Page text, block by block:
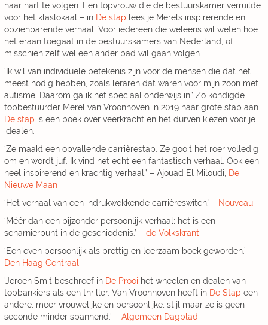
haar hart te volgen. Een topvrouw die de bestuurskamer verruilde
voor het klaslokaal – in De stap lees je Merels inspirerende en
opzienbarende verhaal. Voor iedereen die weleens wil weten hoe
het eraan toegaat in de bestuurskamers van Nederland, of
misschien zelf wel een ander pad wil gaan volgen.
‘Ik wil van individuele betekenis zijn voor de mensen die dat het
meest nodig hebben, zoals leraren dat waren voor mijn zoon met
autisme. Daarom ga ik het speciaal onderwijs in.’ Zo kondigde
topbestuurder Merel van Vroonhoven in 2019 haar grote stap aan.
De stap is een boek over veerkracht en het durven kiezen voor je
idealen.
‘Ze maakt een opvallende carrièrestap. Ze gooit het roer volledig
om en wordt juf. Ik vind het echt een fantastisch verhaal. Ook een
heel inspirerend en krachtig verhaal.’ – Ajouad El Miloudi, De
Nieuwe Maan
‘Het verhaal van een indrukwekkende carrièreswitch.’ - Nouveau
‘Méér dan een bijzonder persoonlijk verhaal; het is een
scharnierpunt in de geschiedenis.’ – de Volkskrant
‘Een even persoonlijk als prettig en leerzaam boek geworden.’ –
Den Haag Centraal
'Jeroen Smit beschreef in De Prooi het wheelen en dealen van
topbankiers als een thriller. Van Vroonhoven heeft in De Stap een
andere, meer vrouwelijke en persoonlijke, stijl maar ze is geen
seconde minder spannend.' – Algemeen Dagblad